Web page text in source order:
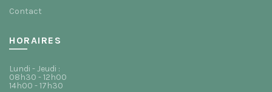
Contact
HORAIRES
Lundi - Jeudi :
08h30 - 12h00
14h00 - 17h30